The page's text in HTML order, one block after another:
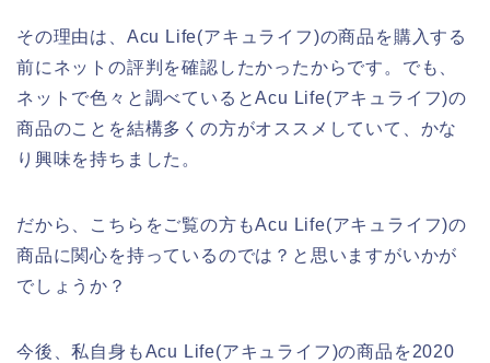
その理由は、Acu Life(アキュライフ)の商品を購入する
前にネットの評判を確認したかったからです。でも、
ネットで色々と調べているとAcu Life(アキュライフ)の
商品のことを結構多くの方がオススメしていて、かな
り興味を持ちました。
だから、こちらをご覧の方もAcu Life(アキュライフ)の
商品に関心を持っているのでは？と思いますがいかが
でしょうか？
今後、私自身もAcu Life(アキュライフ)の商品を2020